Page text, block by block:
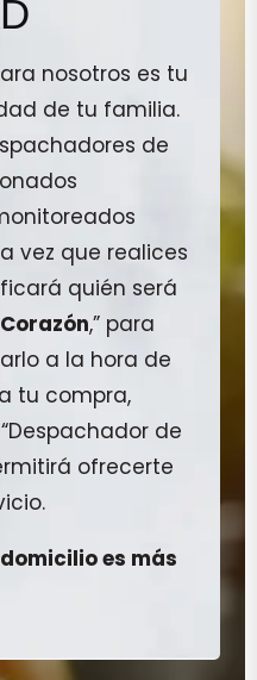
nosotros es tu
de tu familia.
de
vez que realices
quién será
,” para
a la hora de
tu compra,
de
ofrecerte
es más